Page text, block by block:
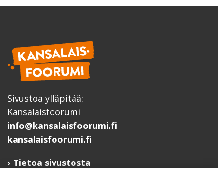
Sivustoa ylläpitää:
Kansalaisfoorumi
info@kansalaisfoorumi.fi
kansalaisfoorumi.fi
Tietoa sivustosta